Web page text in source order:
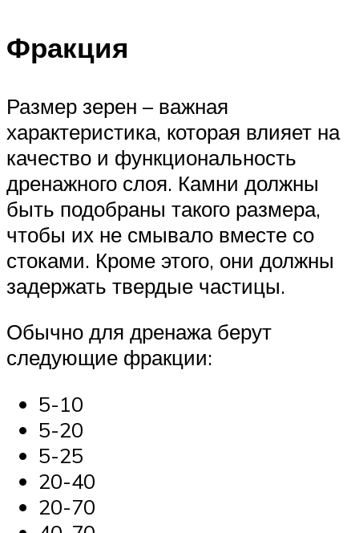
Фракция
Размер зерен – важная
характеристика, которая влияет на
качество и функциональность
дренажного слоя. Камни должны
быть подобраны такого размера,
чтобы их не смывало вместе со
стоками. Кроме этого, они должны
задержать твердые частицы.
Обычно для дренажа берут
следующие фракции:
5-10
5-20
5-25
20-40
20-70